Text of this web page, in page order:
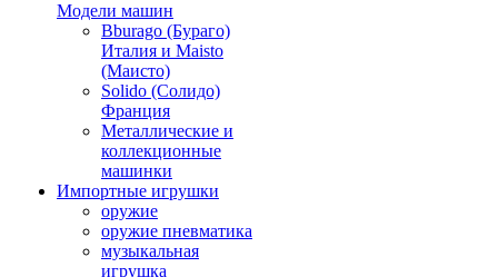
Модели машин
Bburago (Бураго)
Италия и Maisto
(Маисто)
Solido (Солидо)
Франция
Металлические и
коллекционные
машинки
Импортные игрушки
оружие
оружие пневматика
музыкальная
игрушка